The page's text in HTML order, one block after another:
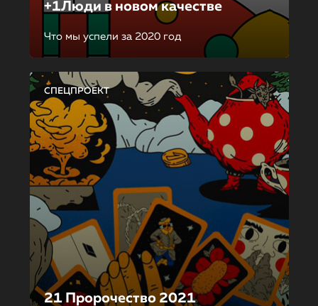
+1Люди в новом качестве
Что мы успели за 2020 год
СПЕЦПРОЕКТ
21 Пророчество 2021